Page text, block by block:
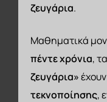
ζευγάρια.
Μαθηματικά
πέντε χρόνια, τα
ζευγάρια»
τεκνοποίησης,